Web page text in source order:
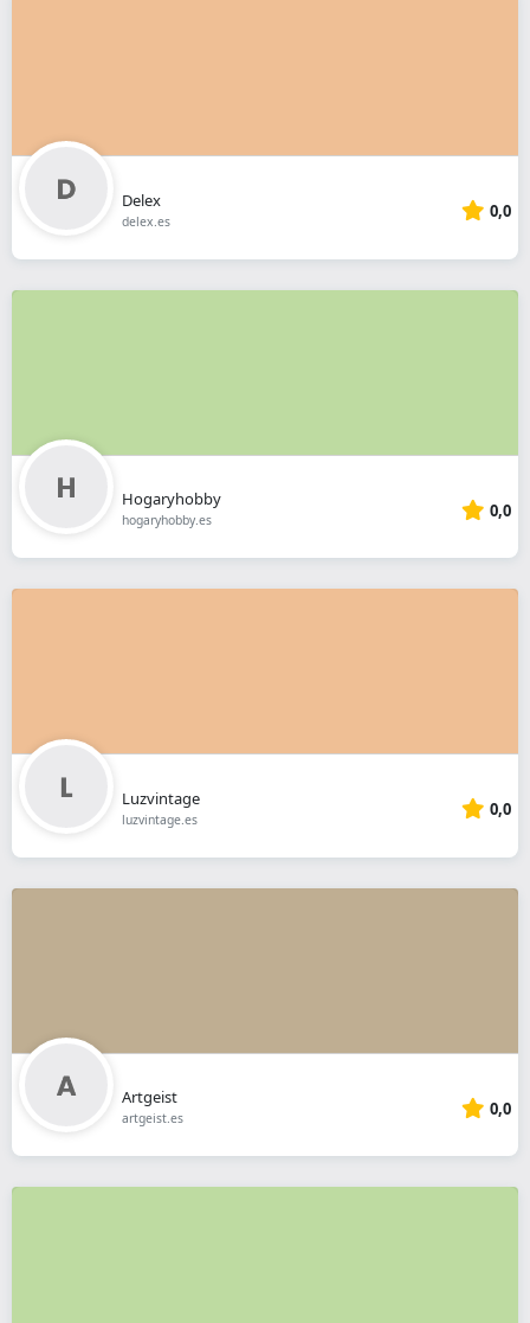
Delex
delex.es 0,0
Hogaryhobby
hogaryhobby.es 0,0
Luzvintage
luzvintage.es 0,0
Artgeist
artgeist.es 0,0